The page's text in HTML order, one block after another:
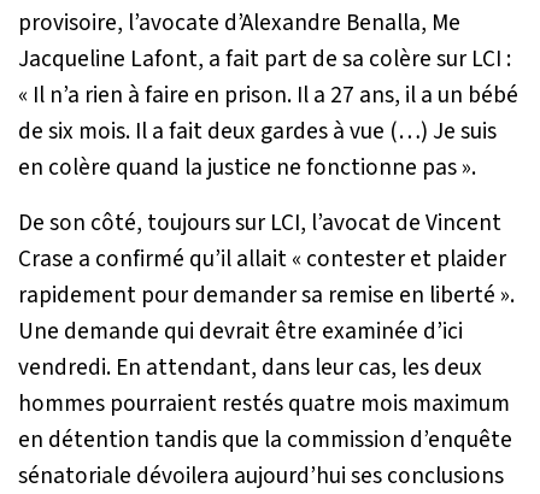
provisoire, l’avocate d’Alexandre Benalla, Me
Jacqueline Lafont, a fait part de sa colère sur LCI :
« Il n’a rien à faire en prison. Il a 27 ans, il a un bébé
de six mois. Il a fait deux gardes à vue (…) Je suis
en colère quand la justice ne fonctionne pas ».
De son côté, toujours sur LCI, l’avocat de Vincent
Crase a confirmé qu’il allait« contester et plaider
rapidement pour demander sa remise en liberté ».
Une demande qui devrait être examinée d’ici
vendredi. En attendant, dans leur cas, les deux
hommes pourraient restés quatre mois maximum
en détention tandis que la commission d’enquête
sénatoriale dévoilera aujourd’hui ses conclusions